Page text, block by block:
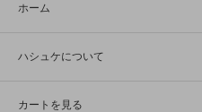
ホーム
ハシュケについて
カートを見る